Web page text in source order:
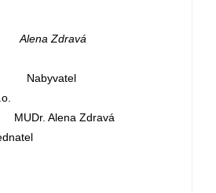
Číselný
s.r.o.
Zdravá